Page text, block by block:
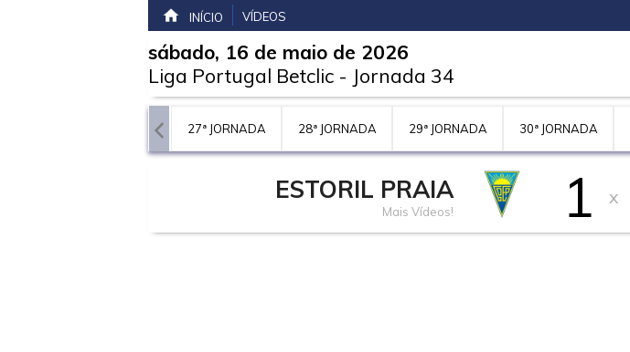
INÍCIO VÍDEOS
sábado, 16 de maio de 2026
Liga Portugal Betclic - Jornada 34
26ª JORNADA 27ª JORNADA 28ª JORNADA 29ª JORNADA 30ª JORNADA
ESTORIL PRAIA
Mais Vídeos! 1 x